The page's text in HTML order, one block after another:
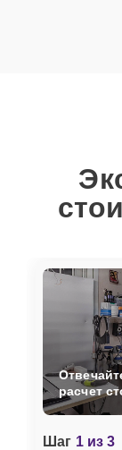
Шаг 1 из 3
расчет